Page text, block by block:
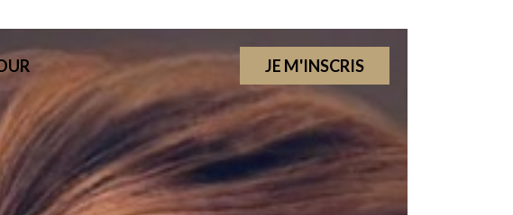
JE M'INSCRIS